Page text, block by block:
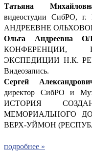
Татьяна
видеостудии СибРО,
АНДРЕЕВНЕ
Ольга Андреевна
КОНФЕРЕНЦИИ,
ЭКСПЕДИЦИИ Н.К.
Видеозапись.
Сергей
директор СибРО и
ИСТОРИЯ
МЕМОРИАЛЬНОГО
ВЕРХ-УЙМОН
подробнее »